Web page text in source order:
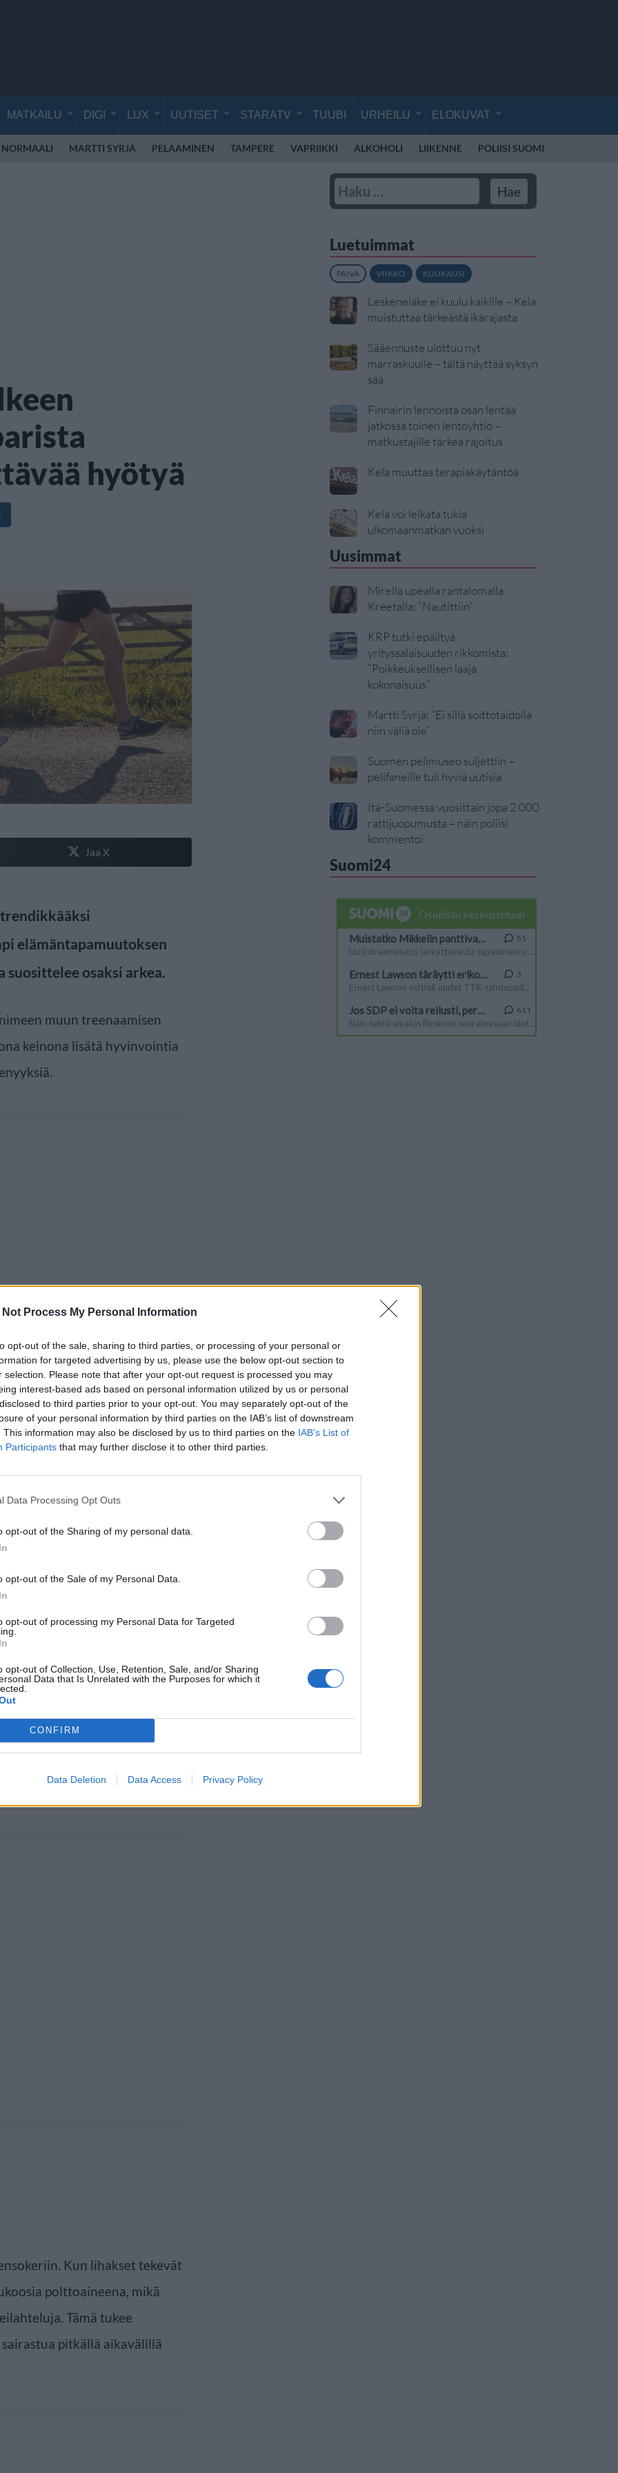
Not Process My Personal Information
opt-out of the sale, sharing to third parties, or processing of your personal or
for targeted advertising by us, please use the below opt-out section to
selection. Please note that after your opt-out request is processed you may
interest-based ads based on personal information utilized by us or personal
to third parties prior to your opt-out. You may separately opt-out of the
of your personal information by third parties on the IAB’s list of downstream
This information may also be disclosed by us to third parties on the IAB’s List of
Participants that may further disclose it to other third parties.
Data Processing Opt Outs
opt-out of the Sharing of my personal data.
opt-out of the Sale of my Personal Data.
opt-out of processing my Personal Data for Targeted
opt-out of Collection, Use, Retention, Sale, and/or Sharing
Data that Is Unrelated with the Purposes for which it
CONFIRM
Data Deletion Data Access Privacy Policy
MATKAILU DIGI LUX UUTISET STARATV TUUBI URHEILU ELOKUVAT
NORMAALI MARTTI SYRJÄ PELAAMINEN TAMPERE VAPRIIKKI ALKOHOLI LIIKENNE POLIISI SUOMI
hyötyä
Jaa X
elämäntapamuutoksen
osaksi arkea.
muun treenaamisen
keinona lisätä hyvinvointia
ilmiö
jossa pienet arkiset lenkit
Erityisen hyödylliseksi on
Serena Poon kertoi
kevyt kävely auttaa
lihakset aktivoitumaan,
ja ehkäisee epämiellyttävää
Kun lihakset tekevät
polttoaineena, mikä
Tämä tukee
pitkällä aikavälillä
Luetuimmat
PÄIVÄ VIIKKO KUUKAUSI
Leskeneläke ei kuulu kaikille – Kela
muistuttaa tärkeästä ikärajasta
Sääennuste ulottuu nyt
marraskuulle – tältä näyttää syksyn
sää
Finnairin lennoista osan lentää
jatkossa toinen lentoyhtiö –
matkustajille tärkeä rajoitus
Kela muuttaa terapiakäytäntöä
Kela voi leikata tukia
ulkomaanmatkan vuoksi
Uusimmat
Mirella upealla rantalomalla
Kreetalla: ”Nautittiin”
KRP tutki epäiltyä
yrityssalaisuuden rikkomista:
”Poikkeuksellisen laaja
kokonaisuus”
Martti Syrjä: ”Ei sillä soittotaidolla
niin väliä ole”
Suomen pelimuseo suljettiin –
pelifaneille tuli hyviä uutisia
Itä-Suomessa vuosittain jopa 2 000
rattijuopumusta – näin poliisi
kommentoi
Suomi24